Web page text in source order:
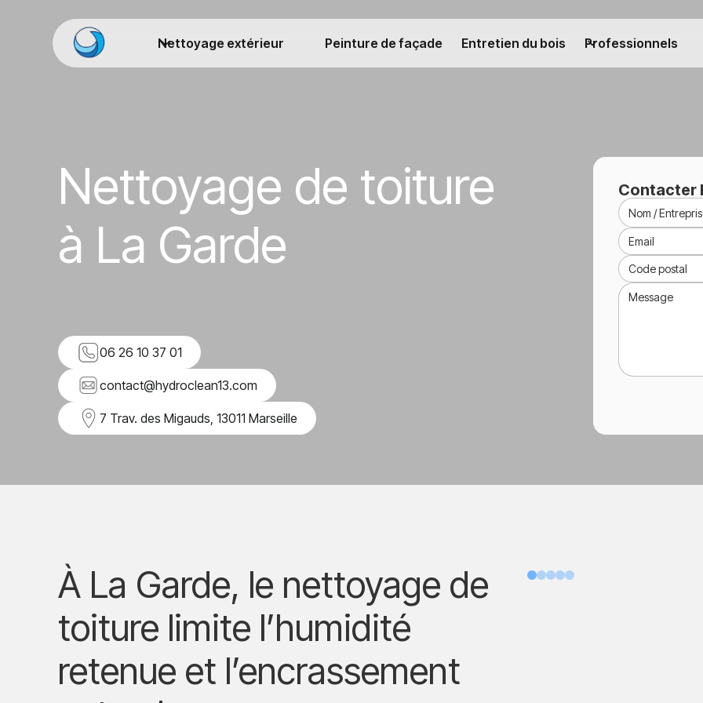
Nettoyage extérieur Peinture de façade Entretien du bois Professionnels
Nettoyage de toiture
à La Garde
06 26 10 37 01
contact@hydroclean13.com
7 Trav. des Migauds, 13011 Marseille
Contacter
Avant
À La Garde, le nettoyage de
toiture limite l’humidité
retenue et l’encrassement